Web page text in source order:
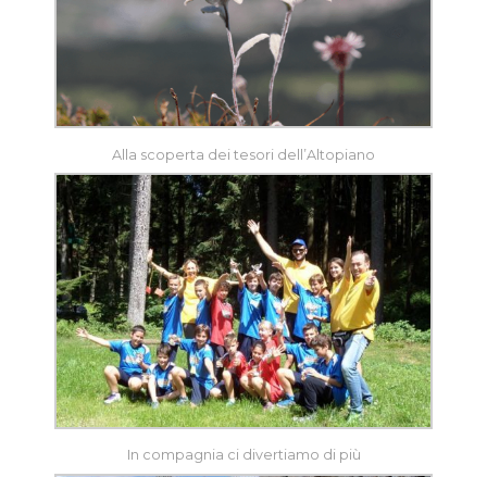
Alla scoperta dei tesori dell’Altopiano
In compagnia ci divertiamo di più